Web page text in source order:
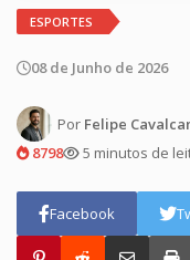
ESPORTES
08 de Junho de 2026
Por Felipe
8798
5 minutos de
Facebook